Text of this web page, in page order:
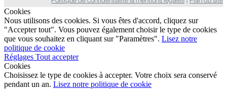
Cookies
Nous utilisons des cookies. Si vous êtes d'accord, cliquez sur
"Accepter tout". Vous pouvez également choisir le type de cookies
que vous souhaitez en cliquant sur "Paramètres". Lisez notre
politique de cookie
Réglages Tout accepter
Cookies
Choisissez le type de cookies à accepter. Votre choix sera conservé
pendant un an. Lisez notre politique de cookie